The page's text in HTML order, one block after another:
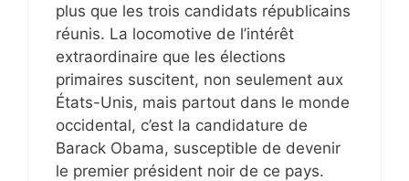
plus que les trois candidats républicains
réunis. La locomotive de l’intérêt
extraordinaire que les élections
primaires suscitent, non seulement aux
États-Unis, mais partout dans le monde
occidental, c’est la candidature de
Barack Obama, susceptible de devenir
le premier président noir de ce pays.